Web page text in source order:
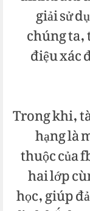
giải sử
chúng
điệu
Trong khi,
hạng là
thuộc của
hai lớp
học, giúp